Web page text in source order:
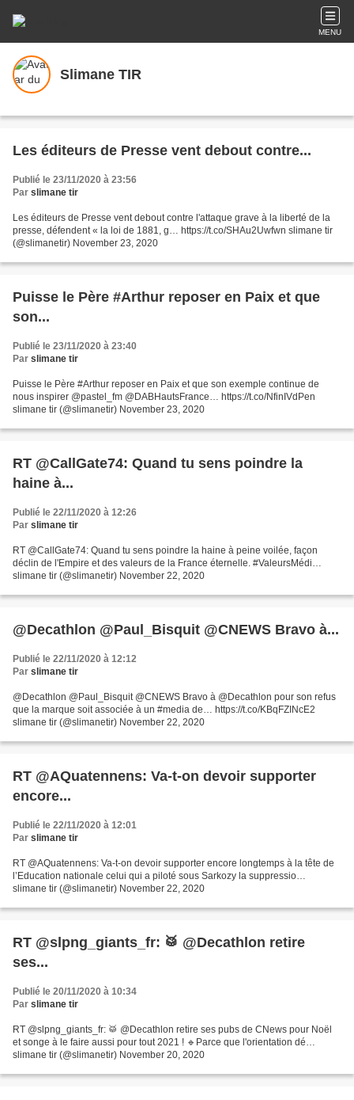
MENU
Slimane TIR
Les éditeurs de Presse vent debout contre...
Publié le 23/11/2020 à 23:56
Par slimane tir
Les éditeurs de Presse vent debout contre l'attaque grave à la liberté de la
presse, défendent « la loi de 1881, g… https://t.co/SHAu2Uwfwn slimane tir
(@slimanetir) November 23, 2020
Puisse le Père #Arthur reposer en Paix et que
son...
Publié le 23/11/2020 à 23:40
Par slimane tir
Puisse le Père #Arthur reposer en Paix et que son exemple continue de
nous inspirer @pastel_fm @DABHautsFrance… https://t.co/NfinIVdPen
slimane tir (@slimanetir) November 23, 2020
RT @CallGate74: Quand tu sens poindre la
haine à...
Publié le 22/11/2020 à 12:26
Par slimane tir
RT @CallGate74: Quand tu sens poindre la haine à peine voilée, façon
déclin de l'Empire et des valeurs de la France éternelle. #ValeursMédi…
slimane tir (@slimanetir) November 22, 2020
@Decathlon @Paul_Bisquit @CNEWS Bravo à...
Publié le 22/11/2020 à 12:12
Par slimane tir
@Decathlon @Paul_Bisquit @CNEWS Bravo à @Decathlon pour son refus
que la marque soit associée à un #media de… https://t.co/KBqFZINcE2
slimane tir (@slimanetir) November 22, 2020
RT @AQuatennens: Va-t-on devoir supporter
encore...
Publié le 22/11/2020 à 12:01
Par slimane tir
RT @AQuatennens: Va-t-on devoir supporter encore longtemps à la tête de
l’Education nationale celui qui a piloté sous Sarkozy la suppressio…
slimane tir (@slimanetir) November 22, 2020
RT @slpng_giants_fr: 🥁 @Decathlon retire
ses...
Publié le 20/11/2020 à 10:34
Par slimane tir
RT @slpng_giants_fr: 🥁 @Decathlon retire ses pubs de CNews pour Noël
et songe à le faire aussi pour tout 2021 ! 🔹Parce que l'orientation dé…
slimane tir (@slimanetir) November 20, 2020